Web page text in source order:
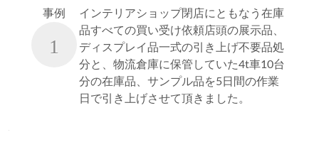
事例
1
インテリアショップ閉店にともなう在庫
品すべての買い受け依頼店頭の展示品、
ディスプレイ品一式の引き上げ不要品処
分と、物流倉庫に保管していた4t車10台
分の在庫品、サンプル品を5日間の作業
日で引き上げさせて頂きました。